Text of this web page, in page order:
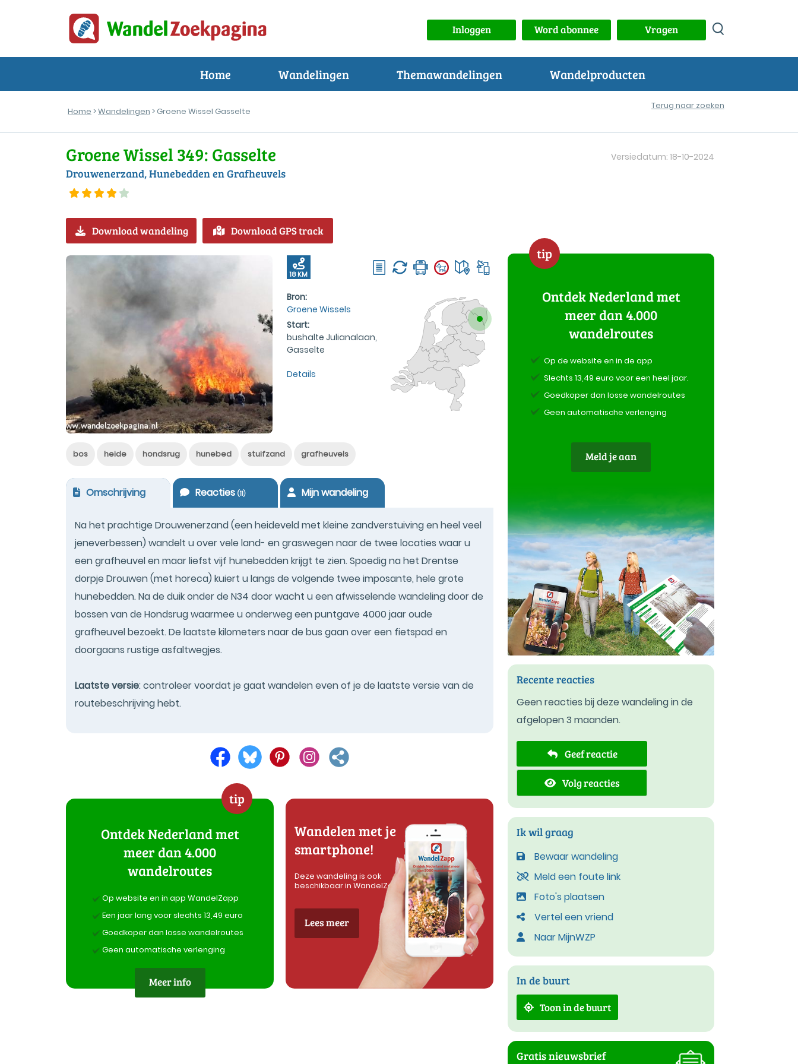
Inloggen Word abonnee Vragen
Home Wandelingen Themawandelingen Wandelproducten
Home >Wandelingen > Groene Wissel Gasselte
Terug naar zoeken
Groene Wissel 349: Gasselte
Drouwenerzand, Hunebedden en Grafheuvels
Versiedatum: 18-10-2024
Download wandeling Download GPS track
18 KM
Bron:
Groene Wissels
Start:
bushalte Julianalaan,
Gasselte
Details
bos heide hondsrug hunebed stuifzand grafheuvels
Omschrijving Reacties(11) Mijn wandeling
Na het prachtige Drouwenerzand (een heideveld met kleine zandverstuiving en heel veel
jeneverbessen) wandelt u over vele land- en graswegen naar de twee locaties waar u
een grafheuvel en maar liefst vijf hunebedden krijgt te zien. Spoedig na het Drentse
dorpje Drouwen (met horeca) kuiert u langs de volgende twee imposante, hele grote
hunebedden. Na de duik onder de N34 door wacht u een afwisselende wandeling door de
bossen van de Hondsrug waarmee u onderweg een puntgave 4000 jaar oude
grafheuvel bezoekt. De laatste kilometers naar de bus gaan over een fietspad en
doorgaans rustige asfaltwegjes.
Laatste versie: controleer voordat je gaat wandelen even of je de laatste versie van de
routebeschrijving hebt.
tip
Ontdek Nederland met
meer dan 4.000
wandelroutes
Op website en in app WandelZapp
Een jaar lang voor slechts 13,49 euro
Goedkoper dan losse wandelroutes
Geen automatische verlenging
Meer info
Wandelen met je
smartphone!
Deze wandeling is ook
beschikbaar in WandelZapp
Lees meer
tip
Ontdek Nederland met
meer dan 4.000
wandelroutes
Op de website en in de app
Slechts 13,49 euro voor een heel jaar.
Goedkoper dan losse wandelroutes
Geen automatische verlenging
Meld je aan
Recente reacties
Geen reacties bij deze wandeling in de
afgelopen 3 maanden.
Geef reactie
Volg reacties
Ik wil graag
Bewaar wandeling
Meld een foute link
Foto's plaatsen
Vertel een vriend
Naar MijnWZP
In de buurt
Toon in de buurt
Gratis nieuwsbrief